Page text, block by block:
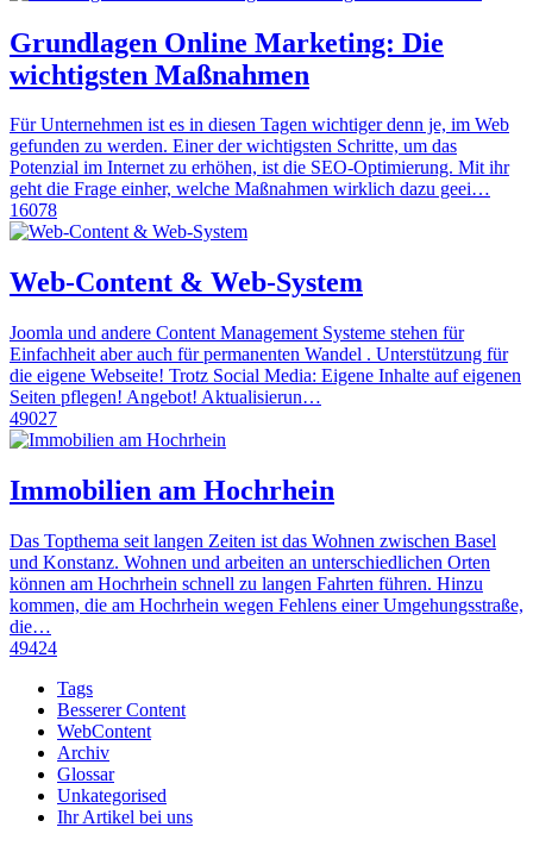
Grundlagen Online Marketing: Die
wichtigsten Maßnahmen
Für Unternehmen ist es in diesen Tagen wichtiger denn je, im Web
gefunden zu werden. Einer der wichtigsten Schritte, um das
Potenzial im Internet zu erhöhen, ist die SEO-Optimierung. Mit ihr
geht die Frage einher, welche Maßnahmen wirklich dazu geei…
16078
Web-Content & Web-System
Joomla und andere Content Management Systeme stehen für
Einfachheit aber auch für permanenten Wandel . Unterstützung für
die eigene Webseite! Trotz Social Media: Eigene Inhalte auf eigenen
Seiten pflegen! Angebot! Aktualisierun…
49027
Immobilien am Hochrhein
Das Topthema seit langen Zeiten ist das Wohnen zwischen Basel
und Konstanz. Wohnen und arbeiten an unterschiedlichen Orten
können am Hochrhein schnell zu langen Fahrten führen. Hinzu
kommen, die am Hochrhein wegen Fehlens einer Umgehungsstraße,
die…
49424
Tags
Besserer Content
WebContent
Archiv
Glossar
Unkategorised
Ihr Artikel bei uns